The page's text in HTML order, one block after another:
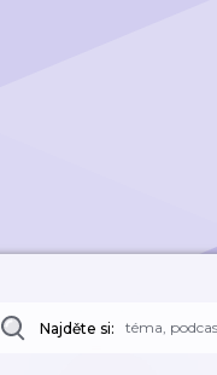
Najděte si: